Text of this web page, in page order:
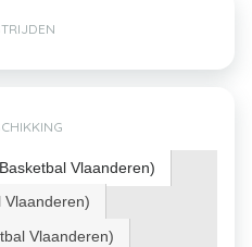
Vlaanderen)
Vlaanderen)
Vlaanderen)